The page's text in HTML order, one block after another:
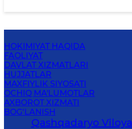
HOKIMIYAT HAQIDA
FAOLIYAT
DAVLAT XIZMATLARI
HUJJATLAR
MAXFIYLIK SIYOSATI
OCHIQ MA'LUMOTLAR
AXBOROT XIZMATI
BOG‘LANISH
Qashqadaryo